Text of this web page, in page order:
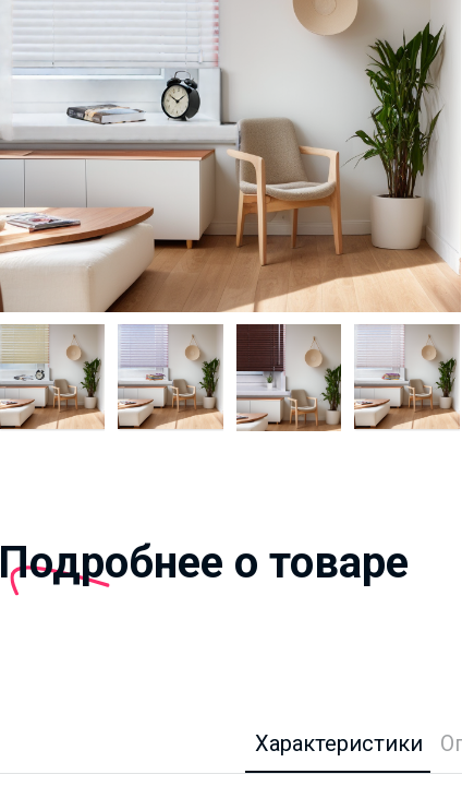
Подробнее о товаре
Характеристики